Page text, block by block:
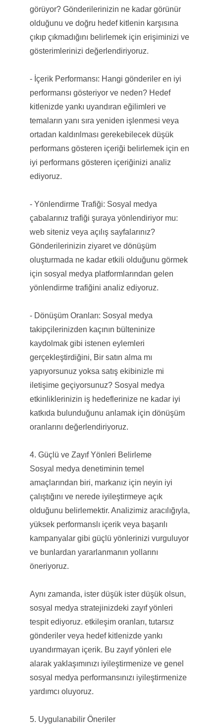
görüyor? Gönderilerinizin ne kadar görünür
olduğunu ve doğru hedef kitlenin karşısına
çıkıp çıkmadığını belirlemek için erişiminizi ve
gösterimlerinizi değerlendiriyoruz.
- İçerik Performansı: Hangi gönderiler en iyi
performansı gösteriyor ve neden? Hedef
kitlenizde yankı uyandıran eğilimleri ve
temaların yanı sıra yeniden işlenmesi veya
ortadan kaldırılması gerekebilecek düşük
performans gösteren içeriği belirlemek için en
iyi performans gösteren içeriğinizi analiz
ediyoruz.
- Yönlendirme Trafiği: Sosyal medya
çabalarınız trafiği şuraya yönlendiriyor mu:
web siteniz veya açılış sayfalarınız?
Gönderilerinizin ziyaret ve dönüşüm
oluşturmada ne kadar etkili olduğunu görmek
için sosyal medya platformlarından gelen
yönlendirme trafiğini analiz ediyoruz.
- Dönüşüm Oranları: Sosyal medya
takipçilerinizden kaçının bülteninize
kaydolmak gibi istenen eylemleri
gerçekleştirdiğini, Bir satın alma mı
yapıyorsunuz yoksa satış ekibinizle mi
iletişime geçiyorsunuz? Sosyal medya
etkinliklerinizin iş hedeflerinize ne kadar iyi
katkıda bulunduğunu anlamak için dönüşüm
oranlarını değerlendiriyoruz.
4. Güçlü ve Zayıf Yönleri Belirleme
Sosyal medya denetiminin temel
amaçlarından biri, markanız için neyin iyi
çalıştığını ve nerede iyileştirmeye açık
olduğunu belirlemektir. Analizimiz aracılığıyla,
yüksek performanslı içerik veya başarılı
kampanyalar gibi güçlü yönlerinizi vurguluyor
ve bunlardan yararlanmanın yollarını
öneriyoruz.
Aynı zamanda, ister düşük ister düşük olsun,
sosyal medya stratejinizdeki zayıf yönleri
tespit ediyoruz. etkileşim oranları, tutarsız
gönderiler veya hedef kitlenizde yankı
uyandırmayan içerik. Bu zayıf yönleri ele
alarak yaklaşımınızı iyileştirmenize ve genel
sosyal medya performansınızı iyileştirmenize
yardımcı oluyoruz.
5. Uygulanabilir Öneriler